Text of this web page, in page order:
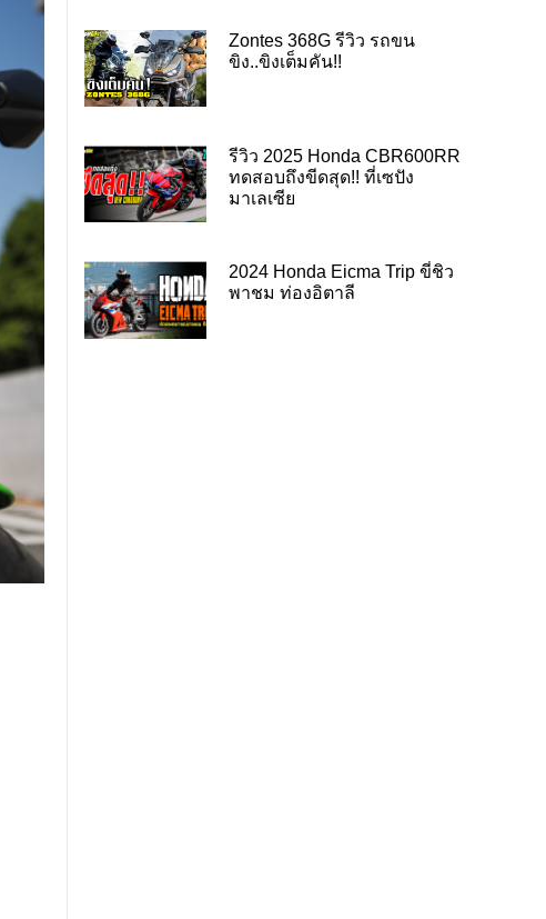
Zontes 368G รีวิว รถขน
ขิง..ขิงเต็มคัน!!
รีวิว 2025 Honda CBR600RR
ทดสอบถึงขีดสุด!! ที่เซปัง
มาเลเซีย
2024 Honda Eicma Trip ขี่ชิว
พาชม ท่องอิตาลี